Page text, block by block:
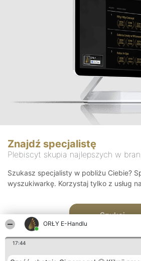
ORŁY E-Handlu
17:44
Znajdź specjalistę
Plebiscyt skupia najlepszych w
Szukasz specjalisty w pobliżu Ciebie?
wyszukiwarkę. Korzystaj tylko z usług
Szukaj